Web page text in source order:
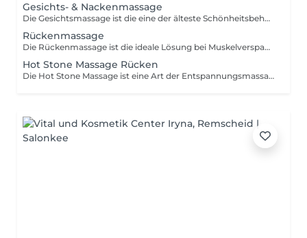
Gesichts- & Nackenmassage
Die Gesichtsmassage ist die eine der älteste Schönheitsbehandlung der Welt. Durch verschiedene Massagetechniken wird die Durchblutung der Haut angeregt und die Gesichtshaut zusätzlich straffer.
Rückenmassage
Die Rückenmassage ist die ideale Lösung bei Muskelverspannungen, die durch Knoten oder Haltungsschäden im Oberkörper verursacht werden.
Hot Stone Massage Rücken
Die Hot Stone Massage ist eine Art der Entspannungsmassage, bei der erwärmte Steine auf den Körper aufgelegt werden, die für ein tiefes Gefühl von Wohlempfinden sorgen. Durch die angenehme Wärme der Steine werden die Muskeln entspannt und die Durchblutung gefördert. Auch gegen Stress und Angst soll die Hot Stone Massage helfen.